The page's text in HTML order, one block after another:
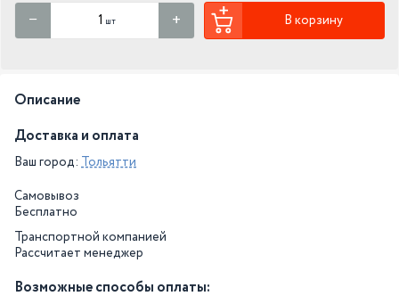
шт В корзину
Описание
Доставка и оплата
Ваш город: Тольятти
Самовывоз
Бесплатно
Транспортной компанией
Рассчитает менеджер
Возможные способы оплаты: